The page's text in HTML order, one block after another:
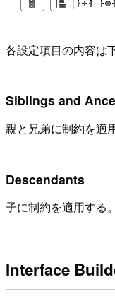
各設定項目の内容は
Siblings and
親と兄弟に制約を適
Descendants
子に制約を適用する。
Interface